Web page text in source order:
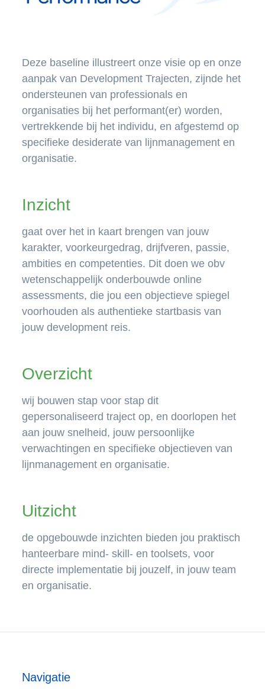
Deze baseline illustreert onze visie op en onze
aanpak van Development Trajecten, zijnde het
ondersteunen van professionals en
organisaties bij het performant(er) worden,
vertrekkende bij het individu, en afgestemd op
specifieke desiderate van lijnmanagement en
organisatie.
Inzicht
gaat over het in kaart brengen van jouw
karakter, voorkeurgedrag, drijfveren, passie,
ambities en competenties. Dit doen we obv
wetenschappelijk onderbouwde online
assessments, die jou een objectieve spiegel
voorhouden als authentieke startbasis van
jouw development reis.
Overzicht
wij bouwen stap voor stap dit
gepersonaliseerd traject op, en doorlopen het
aan jouw snelheid, jouw persoonlijke
verwachtingen en specifieke objectieven van
lijnmanagement en organisatie.
Uitzicht
de opgebouwde inzichten bieden jou praktisch
hanteerbare mind- skill- en toolsets, voor
directe implementatie bij jouzelf, in jouw team
en organisatie.
Navigatie